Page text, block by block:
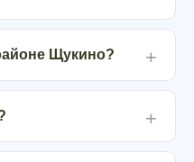
Щукино?